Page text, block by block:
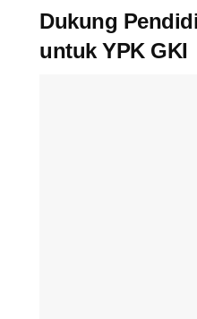
Dukung
untuk YPK GKI